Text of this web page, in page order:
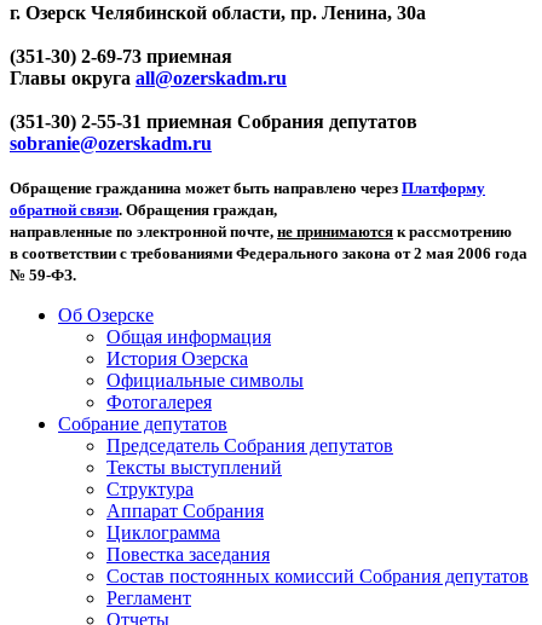
г. Озерск Челябинской области, пр. Ленина, 30а
(351-30) 2-69-73 приемная
Главы округа all@ozerskadm.ru
(351-30) 2-55-31 приемная Собрания депутатов
sobranie@ozerskadm.ru
Обращение гражданина может быть направлено через Платформу
обратной связи. Обращения граждан,
направленные по электронной почте, не принимаются к рассмотрению
в соответствии с требованиями Федерального закона от 2 мая 2006 года
№ 59-ФЗ.
Об Озерске
Общая информация
История Озерска
Официальные символы
Фотогалерея
Собрание депутатов
Председатель Собрания депутатов
Тексты выступлений
Структура
Аппарат Собрания
Циклограмма
Повестка заседания
Состав постоянных комиссий Собрания депутатов
Регламент
Отчеты